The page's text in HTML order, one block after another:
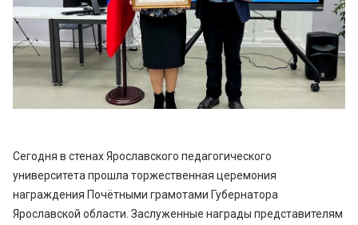
Сегодня в стенах Ярославского педагогического
университета прошла торжественная церемония
награждения Почётными грамотами Губернатора
Ярославской области. Заслуженные награды представителям